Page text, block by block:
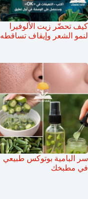
كيف تحضّر زيت الألوفيرا
لنمو الشعر وإيقاف تساقطه
سر البامية بوتوكس طبيعي
في مطبخك